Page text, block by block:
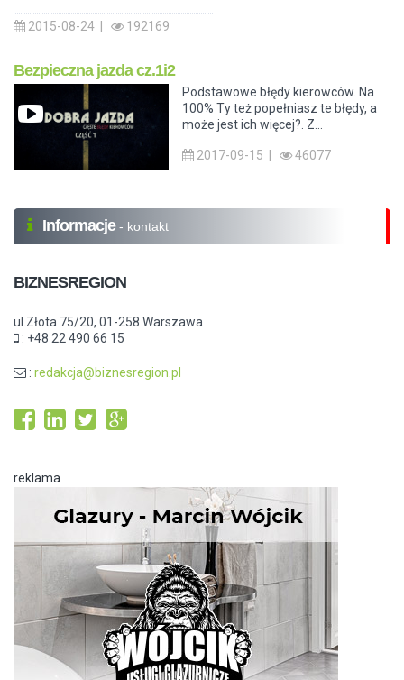
2015-08-24 | 192169
Bezpieczna jazda cz.1i2
Podstawowe błędy kierowców. Na
100% Ty też popełniasz te błędy, a
może jest ich więcej?. Z...
2017-09-15 | 46077
Informacje - kontakt
BIZNESREGION
ul.Złota 75/20, 01-258 Warszawa
: +48 22 490 66 15
: redakcja@biznesregion.pl
reklama